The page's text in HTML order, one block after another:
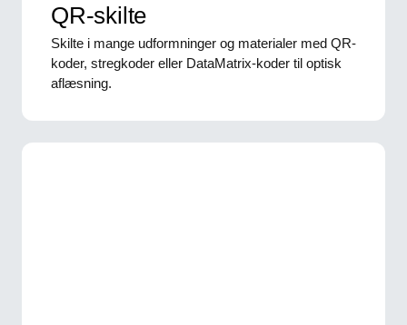
QR-skilte
Skilte i mange udformninger og materialer med QR-
koder, stregkoder eller DataMatrix-koder til optisk
aflæsning.